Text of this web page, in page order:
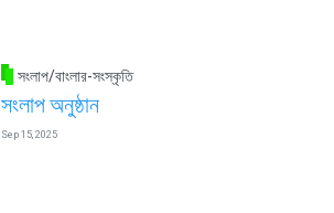
সংলাপ/বাংলার-সংস্কৃতি
সংলাপ অনুষ্ঠান
Sep 15, 2025